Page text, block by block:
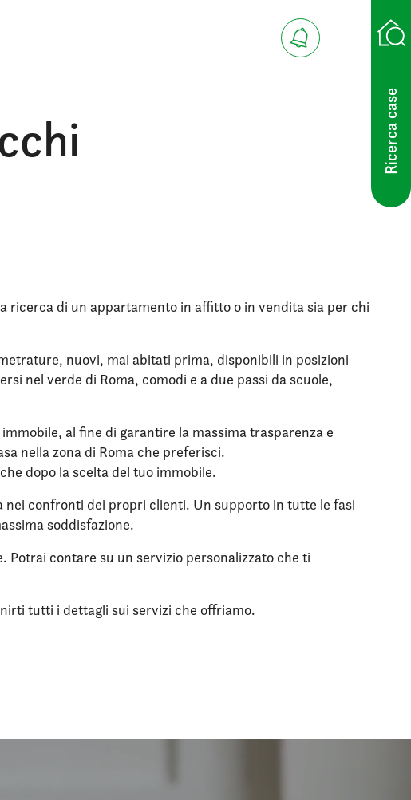
Ricerca case
ricerca di un appartamento in affitto o in vendita sia per chi
nuovi, mai abitati prima, disponibili in posizioni
nel verde di Roma, comodi e a due passi da scuole,
al fine di garantire la massima trasparenza e
nella zona di Roma che preferisci.
dopo la scelta del tuo immobile.
nei confronti dei propri clienti. Un supporto in tutte le fasi
soddisfazione.
Potrai contare su un servizio personalizzato che ti
tutti i dettagli sui servizi che offriamo.